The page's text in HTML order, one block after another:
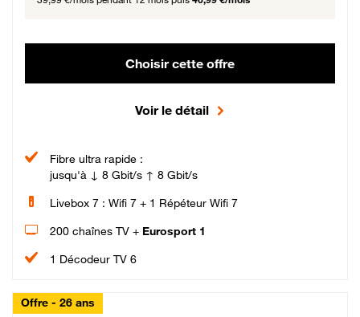
Choisir cette offre
Voir le détail
Fibre ultra rapide :
jusqu'à ↓ 8 Gbit/s ↑ 8 Gbit/s
Livebox 7 : Wifi 7 + 1 Répéteur Wifi 7
200 chaînes TV + Eurosport 1
1 Décodeur TV 6
Offre - 26 ans